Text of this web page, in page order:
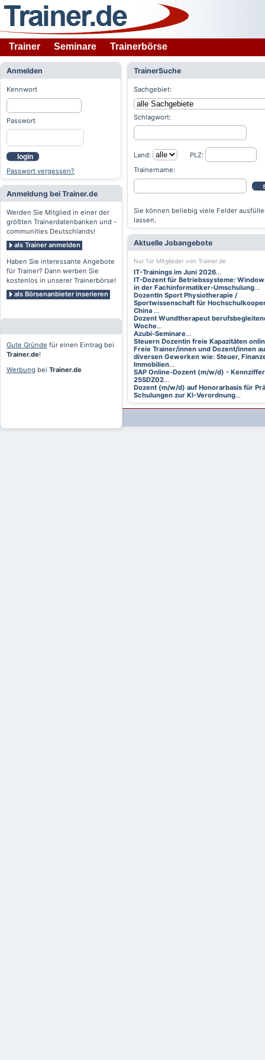
Trainer Seminare Trainerbörse
Anmelden
Kennwort
Passwort
login
Passwort vergessen?
Anmeldung bei Trainer.de
Werden Sie Mitglied in einer der
größten Trainerdatenbanken und -
communities Deutschlands!
als Trainer anmelden
Haben Sie interessante Angebote
für Trainer? Dann werben Sie
kostenlos in unserer Trainerbörse!
als Börsenanbieter inserieren
Gute Gründe für einen Eintrag bei
Trainer.de!
Werbung bei Trainer.de
TrainerSuche
Sachgebiet:
Schlagwort:
Land:
PLZ:
Trainername:
Sie können beliebig viele Felder
lassen.
Aktuelle Jobangebote
Nur für Mitglieder von Trainer.de
IT-Trainings im Juni 2026...
IT-Dozent für Betriebssysteme:
in der Fachinformatiker-Umschulung...
DozentIn Sport Physiotherapie /
Sportwissenschaft für
China ...
Dozent Wundtherapeut
Woche...
Azubi-Seminare...
Steuern Dozentin freie Kapazitäten
Freie Trainer/innen und Dozent/innen
diversen Gewerken wie: Steuer,
Immobilien...
SAP Online-Dozent (m/w/d) -
25SDZ02...
Dozent (m/w/d) auf Honorarbasis für
Schulungen zur KI-Verordnung...